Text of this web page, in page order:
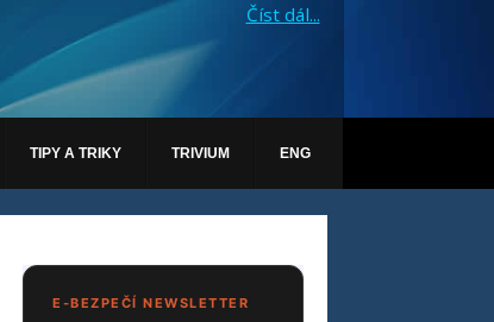
Číst dál...
TIPY A TRIKY TRIVIUM ENG
E-BEZPEČÍ NEWSLETTER